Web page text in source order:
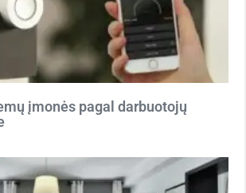
įmonės pagal darbuotojų